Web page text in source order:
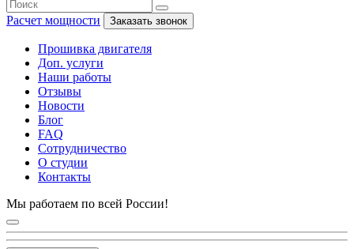
Расчет мощности Заказать звонок
Прошивка двигателя
Доп. услуги
Наши работы
Отзывы
Новости
Блог
FAQ
Сотрудничество
О студии
Контакты
Мы работаем по всей России!